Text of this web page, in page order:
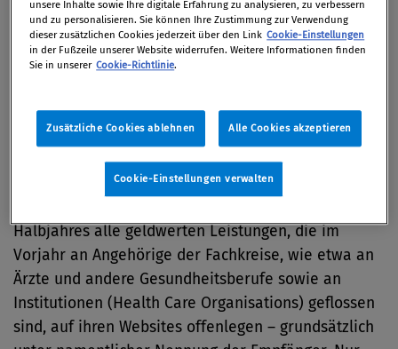
Disclosure Code, beschlossen.
In Österreich wurde im Jahr 2014 eine
entsprechende Regelung von den
Branchenverbands Pharmig in den Verhaltenscodex
aufgenommen und auch mit der Ärztekammer
Halbjahres alle geldwerten Leistungen, die im
Vorjahr an Angehörige der Fachkreise, wie etwa an
Ärzte und andere Gesundheitsberufe sowie an
Institutionen (Health Care Organisations) geflossen
sind, auf ihren Websites offenlegen – grundsätzlich
unsere Inhalte sowie Ihre digitale Erfahrung zu analysieren, zu verbessern
und zu personalisieren. Sie können Ihre Zustimmung zur Verwendung
dieser zusätzlichen Cookies jederzeit über den Link Cookie-Einstellungen
in der Fußzeile unserer Website widerrufen. Weitere Informationen finden
Sie in unserer Cookie-Richtlinie.
Zusätzliche Cookies ablehnen Alle Cookies akzeptieren
Cookie-Einstellungen verwalten